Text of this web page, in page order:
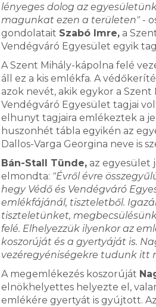
lényeges dolog az
magunkat ezen a területen" -
gondolatait Szabó Imre, a
Vendégváró Egyesület egyik
A Szent Mihály-kápolna felé
áll ez a kis emlékfa. A
azok nevét, akik egykor a Szent
Vendégváró Egyesület tagjai
elhunyt tagjaira emlékeztek a
huszonhét tábla egyikén az
Dallos-Varga Georgina neve is
Bán-Stall Tünde, az egyesület
elmondta: "Évről évre
hegy Védő és Vendégváró
emlékfájánál, tiszteletből.
tiszteletünket,
felé. Elhelyezzük ilyenkor az
koszorúját és a gyertyáját is.
vezéregyéniségekre tudunk itt
A megemlékezés koszorúját
elnökhelyettes helyezte el,
emlékére gyertyát is gyújtott.